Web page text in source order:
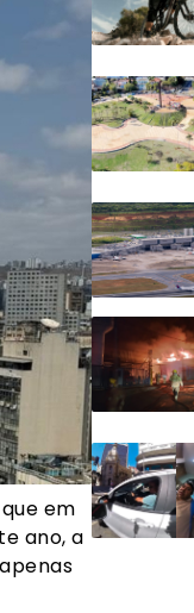
em
ano, a